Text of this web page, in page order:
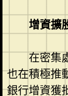
增資擴
在密集
也在積極推
銀行增資獲